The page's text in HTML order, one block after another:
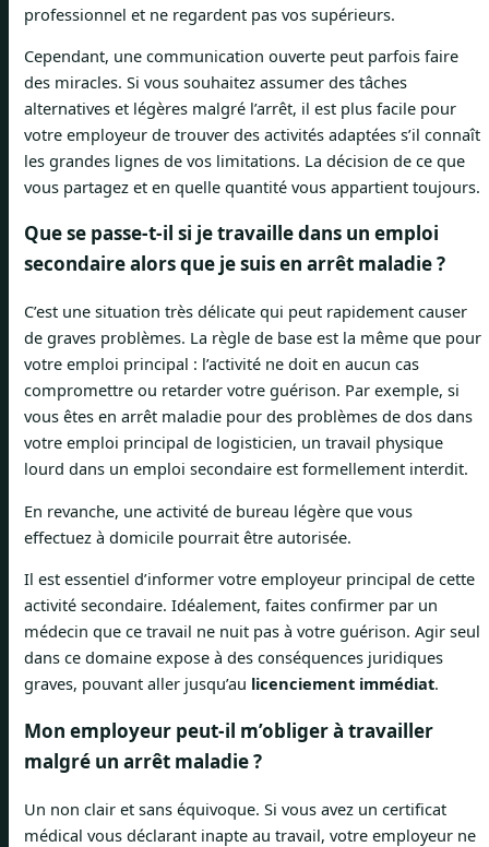
professionnel et ne regardent pas vos supérieurs.
Cependant, une communication ouverte peut parfois faire
des miracles. Si vous souhaitez assumer des tâches
alternatives et légères malgré l’arrêt, il est plus facile pour
votre employeur de trouver des activités adaptées s’il connaît
les grandes lignes de vos limitations. La décision de ce que
vous partagez et en quelle quantité vous appartient toujours.
Que se passe-t-il si je travaille dans un emploi
secondaire alors que je suis en arrêt maladie ?
C’est une situation très délicate qui peut rapidement causer
de graves problèmes. La règle de base est la même que pour
votre emploi principal : l’activité ne doit en aucun cas
compromettre ou retarder votre guérison. Par exemple, si
vous êtes en arrêt maladie pour des problèmes de dos dans
votre emploi principal de logisticien, un travail physique
lourd dans un emploi secondaire est formellement interdit.
En revanche, une activité de bureau légère que vous
effectuez à domicile pourrait être autorisée.
Il est essentiel d’informer votre employeur principal de cette
activité secondaire. Idéalement, faites confirmer par un
médecin que ce travail ne nuit pas à votre guérison. Agir seul
dans ce domaine expose à des conséquences juridiques
graves, pouvant aller jusqu’au licenciement immédiat.
Mon employeur peut-il m’obliger à travailler
malgré un arrêt maladie ?
Un non clair et sans équivoque. Si vous avez un certificat
médical vous déclarant inapte au travail, votre employeur ne